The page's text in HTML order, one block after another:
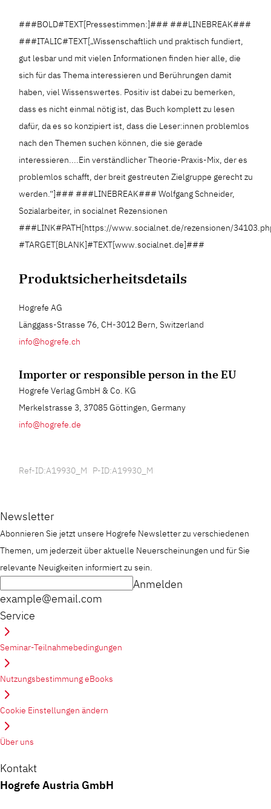
###BOLD#TEXT[Pressestimmen:]### ###LINEBREAK###
###ITALIC#TEXT[„Wissenschaftlich und praktisch fundiert,
gut lesbar und mit vielen Informationen finden hier alle, die
sich für das Thema interessieren und Berührungen damit
haben, viel Wissenswertes. Positiv ist dabei zu bemerken,
dass es nicht einmal nötig ist, das Buch komplett zu lesen
dafür, da es so konzipiert ist, dass die Leser:innen problemlos
nach den Themen suchen können, die sie gerade
interessieren....Ein verständlicher Theorie-Praxis-Mix, der es
problemlos schafft, der breit gestreuten Zielgruppe gerecht zu
werden.“]### ###LINEBREAK### Wolfgang Schneider,
Sozialarbeiter, in socialnet Rezensionen
###LINK#PATH[https://www.socialnet.de/rezensionen/
#TARGET[BLANK]#TEXT[www.socialnet.de]###
Produktsicherheitsdetails
Hogrefe AG
Länggass-Strasse 76, CH-3012 Bern, Switzerland
info@hogrefe.ch
Importer or responsible person in the EU
Hogrefe Verlag GmbH & Co. KG
Merkelstrasse 3, 37085 Göttingen, Germany
info@hogrefe.de
Ref-ID:A19930_M P-ID:A19930_M
Newsletter
Abonnieren Sie jetzt unsere Hogrefe Newsletter zu verschiedenen
Themen, um jederzeit über aktuelle Neuerscheinungen und für Sie
relevante Neuigkeiten informiert zu sein.
example@email.com
Anmelden
Service
Seminar-Teilnahmebedingungen
Nutzungsbestimmung eBooks
Cookie Einstellungen ändern
Über uns
Kontakt
Hogrefe Austria GmbH